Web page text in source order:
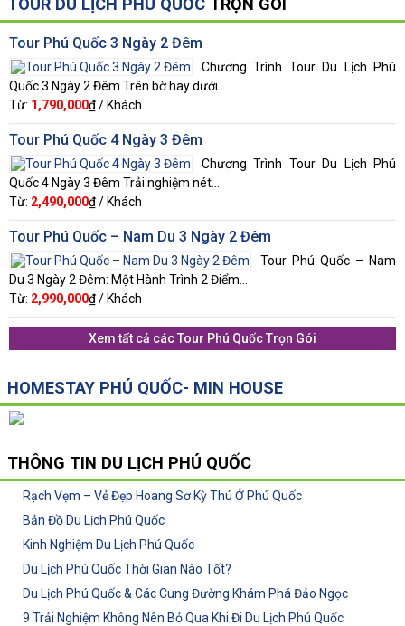
TOUR DU LỊCH PHÚ QUỐC TRỌN GÓI
Tour Phú Quốc 3 Ngày 2 Đêm
Chương Trình Tour Du Lịch Phú
Quốc 3 Ngày 2 Đêm Trên bờ hay dưới...
Từ: 1,790,000₫ / Khách
Tour Phú Quốc 4 Ngày 3 Đêm
Chương Trình Tour Du Lịch Phú
Quốc 4 Ngày 3 Đêm Trải nghiệm nét...
Từ: 2,490,000₫ / Khách
Tour Phú Quốc – Nam Du 3 Ngày 2 Đêm
Tour Phú Quốc – Nam
Du 3 Ngày 2 Đêm: Một Hành Trình 2 Điểm...
Từ: 2,990,000₫ / Khách
Xem tất cả cácTour Phú Quốc Trọn Gói
HOMESTAY PHÚ QUỐC- MIN HOUSE
THÔNG TIN DU LỊCH PHÚ QUỐC
Rạch Vẹm – Vẻ Đẹp Hoang Sơ Kỳ Thú Ở Phú Quốc
Bản Đồ Du Lịch Phú Quốc
Kinh Nghiệm Du Lịch Phú Quốc
Du Lịch Phú Quốc Thời Gian Nào Tốt?
Du Lịch Phú Quốc & Các Cung Đường Khám Phá Đảo Ngọc
9 Trải Nghiệm Không Nên Bỏ Qua Khi Đi Du Lịch Phú Quốc